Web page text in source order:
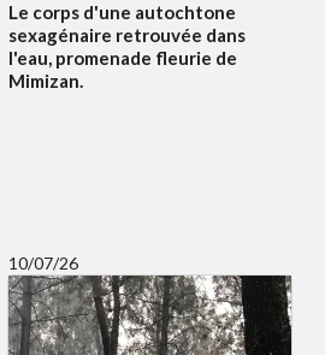
Le corps d'une autochtone
sexagénaire retrouvée dans
l'eau, promenade fleurie de
Mimizan.
10/07/26